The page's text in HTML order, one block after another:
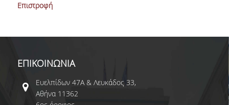
Επιστροφή
ΕΠΙΚΟΙΝΩΝΙΑ
Ευελπίδων 47Α & Λευκάδος 33,
Αθήνα 11362